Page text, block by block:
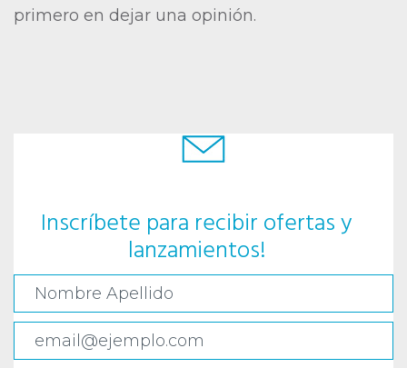
primero en dejar una opinión.
Inscríbete para recibir ofertas y
lanzamientos!